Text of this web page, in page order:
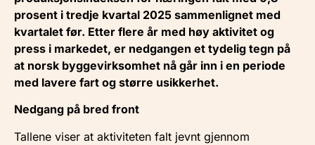
prosent i tredje kvartal 2025 sammenlignet med
kvartalet før. Etter flere år med høy aktivitet og
press i markedet, er nedgangen et tydelig tegn på
at norsk byggevirksomhet nå går inn i en periode
med lavere fart og større usikkerhet.
Nedgang på bred front
Tallene viser at aktiviteten falt jevnt gjennom